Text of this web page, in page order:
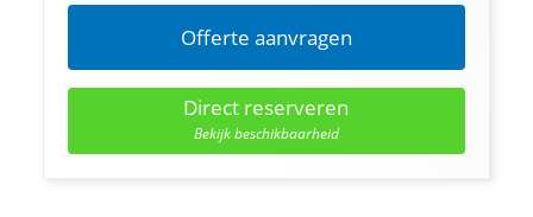
Offerte aanvragen
Direct reserveren
Bekijk beschikbaarheid